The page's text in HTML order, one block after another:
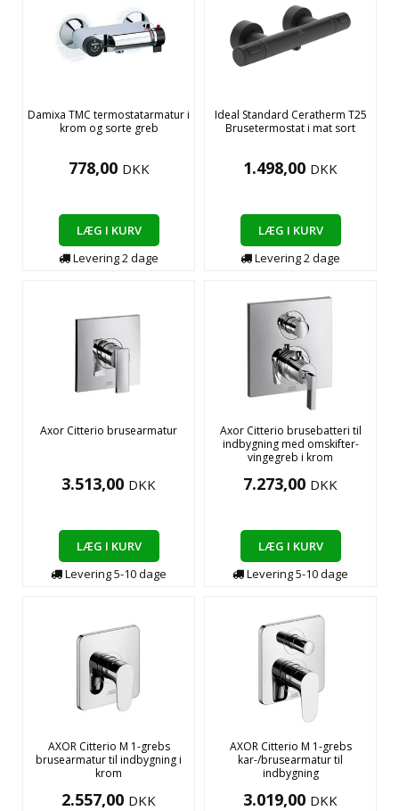
Damixa TMC termostatarmatur i
krom og sorte greb
778,00 DKK
LÆG I KURV
Levering2dage
Ideal Standard Ceratherm T25
Brusetermostat i mat sort
1.498,00 DKK
LÆG I KURV
Levering2dage
Axor Citterio brusearmatur
3.513,00 DKK
LÆG I KURV
Levering5-10dage
Axor Citterio brusebatteri til
indbygning med omskifter-
vingegreb i krom
7.273,00 DKK
LÆG I KURV
Levering5-10dage
AXOR Citterio M 1-grebs
brusearmatur til indbygning i
krom
2.557,00 DKK
AXOR Citterio M 1-grebs
kar-/brusearmatur til
indbygning
3.019,00 DKK